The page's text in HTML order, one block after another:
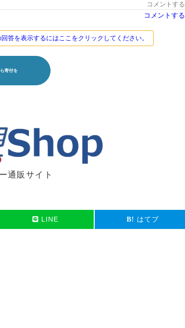
コメントする
コメントする
答を表示するにはここをクリックしてください。
通販サイト
LINE はてブ